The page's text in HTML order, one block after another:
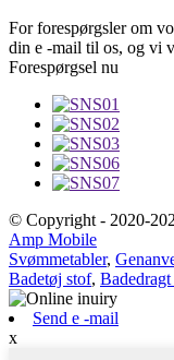
For forespørgsler om
din e -mail til os, og vi
Forespørgsel nu
© Copyright - 2020-
Amp Mobile
Svømmetabler,
Badetøj stof,
Send e -mail
x